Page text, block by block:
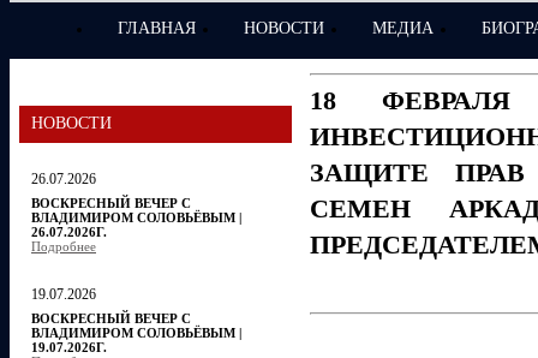
ГЛАВНАЯ НОВОСТИ МЕДИА
НОВОСТИ
26.07.2026
ВОСКРЕСНЫЙ ВЕЧЕР С
ВЛАДИМИРОМ СОЛОВЬЁВЫМ |
26.07.2026Г.
Подробнее
19.07.2026
ВОСКРЕСНЫЙ ВЕЧЕР С
ВЛАДИМИРОМ СОЛОВЬЁВЫМ |
19.07.2026Г.
18
ЗАЩИТЕ
СЕМЕН